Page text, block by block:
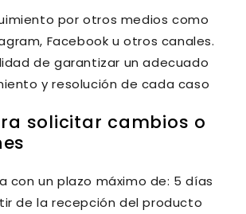
por otros medios como
Facebook u otros canales.
de garantizar un adecuado
y resolución de cada caso
solicitar cambios o
con un plazo máximo de: 5 días
de la recepción del producto